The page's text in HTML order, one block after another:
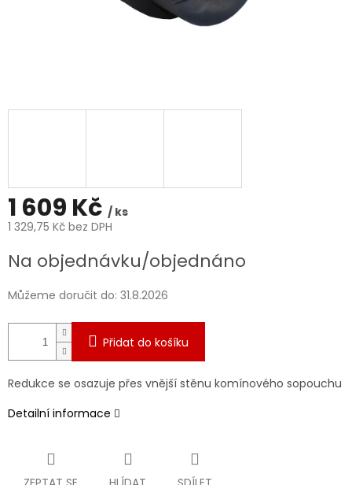
1 609 Kč / ks
1 329,75 Kč bez DPH
cena:
Na objednávku/objednáno
Můžeme doručit do: 31.8.2026
Přidat do košíku
Redukce se osazuje přes vnější stěnu komínového sopouchu
Detailní informace